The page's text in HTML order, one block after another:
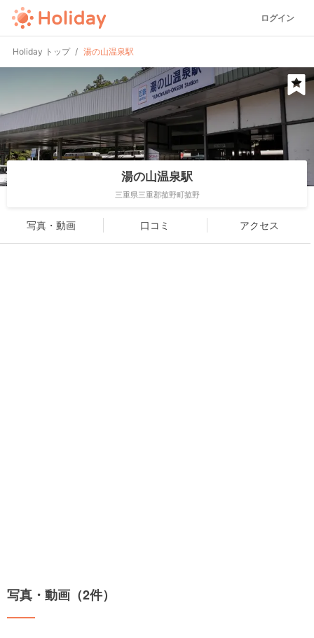
ログイン
Holiday トップ 湯の山温泉駅
湯の山温泉駅
三重県三重郡菰野町菰野
写真・動画 口コミ アクセス
写真・動画（2件）